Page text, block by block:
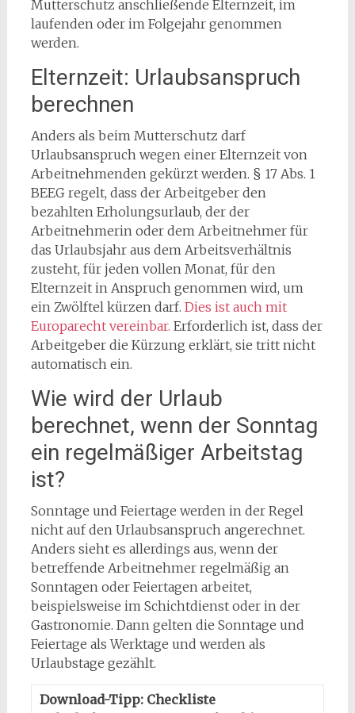
Mutterschutz anschließende Elternzeit, im
laufenden oder im Folgejahr genommen
werden.
Elternzeit: Urlaubsanspruch
berechnen
Anders als beim Mutterschutz darf
Urlaubsanspruch wegen einer Elternzeit von
Arbeitnehmenden gekürzt werden. § 17 Abs. 1
BEEG regelt, dass der Arbeitgeber den
bezahlten Erholungsurlaub, der der
Arbeitnehmerin oder dem Arbeitnehmer für
das Urlaubsjahr aus dem Arbeitsverhältnis
zusteht, für jeden vollen Monat, für den
Elternzeit in Anspruch genommen wird, um
ein Zwölftel kürzen darf. Dies ist auch mit
Europarecht vereinbar. Erforderlich ist, dass der
Arbeitgeber die Kürzung erklärt, sie tritt nicht
automatisch ein.
Wie wird der Urlaub
berechnet, wenn der Sonntag
ein regelmäßiger Arbeitstag
ist?
Sonntage und Feiertage werden in der Regel
nicht auf den Urlaubsanspruch angerechnet.
Anders sieht es allerdings aus, wenn der
betreffende Arbeitnehmer regelmäßig an
Sonntagen oder Feiertagen arbeitet,
beispielsweise im Schichtdienst oder in der
Gastronomie. Dann gelten die Sonntage und
Feiertage als Werktage und werden als
Urlaubstage gezählt.
Download-Tipp: Checkliste